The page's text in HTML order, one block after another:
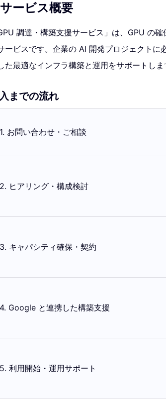
ービス概要
調達・構築支援サービス」は、GPU の
ービスです。企業の AI 開発プロジェクト
た最適なインフラ構築と運用をサポートしま
までの流れ
1. お問い合わせ・ご相談
2. ヒアリング・構成検討
3. キャパシティ確保・契約
4. Google と連携した構築支援
5. 利用開始・運用サポート